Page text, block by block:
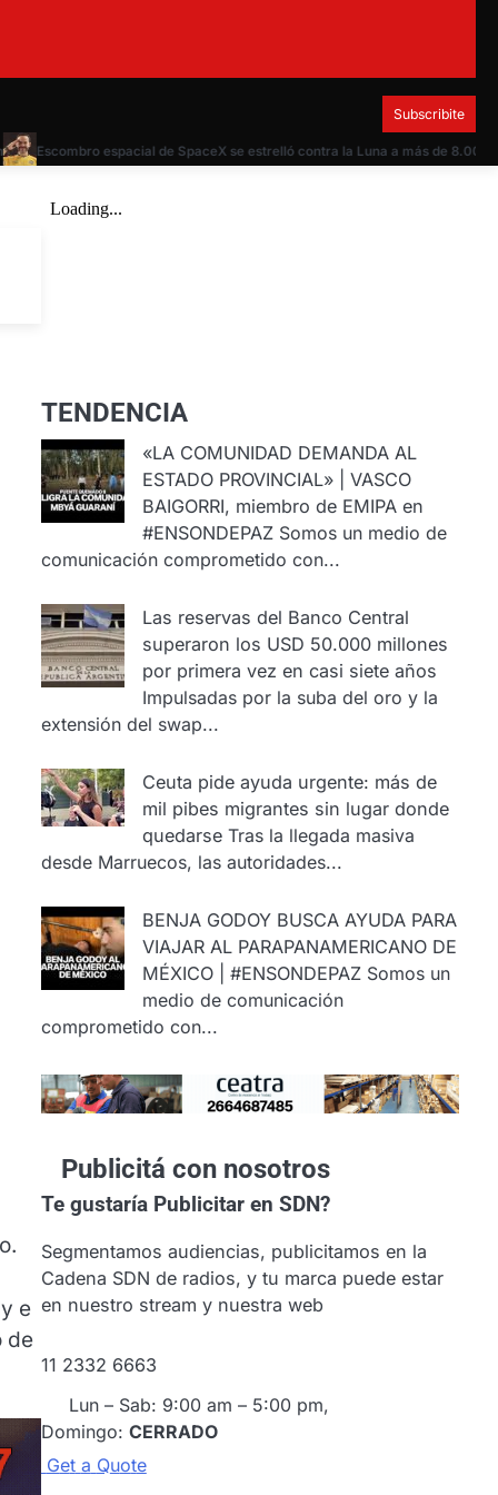
Subscribite
Escombro espacial de SpaceX se estrelló contra la Luna a más de 8.000 km/h
e
de
TENDENCIA
«LA COMUNIDAD DEMANDA AL
ESTADO PROVINCIAL» | VASCO
BAIGORRI, miembro de EMIPA en
#ENSONDEPAZ Somos un medio de
comunicación comprometido con...
Las reservas del Banco Central
superaron los USD 50.000 millones
por primera vez en casi siete años
Impulsadas por la suba del oro y la
extensión del swap...
Ceuta pide ayuda urgente: más de
mil pibes migrantes sin lugar donde
quedarse Tras la llegada masiva
desde Marruecos, las autoridades...
BENJA GODOY BUSCA AYUDA PARA
VIAJAR AL PARAPANAMERICANO DE
MÉXICO | #ENSONDEPAZ Somos un
medio de comunicación
comprometido con...
Publicitá con nosotros
Te gustaríaPublicitar en SDN?
Segmentamos audiencias, publicitamos en la
Cadena SDN de radios, y tu marca puede estar
en nuestro stream y nuestra web
11 2332 6663
Lun – Sab: 9:00 am – 5:00 pm,
Domingo: CERRADO
Get a Quote